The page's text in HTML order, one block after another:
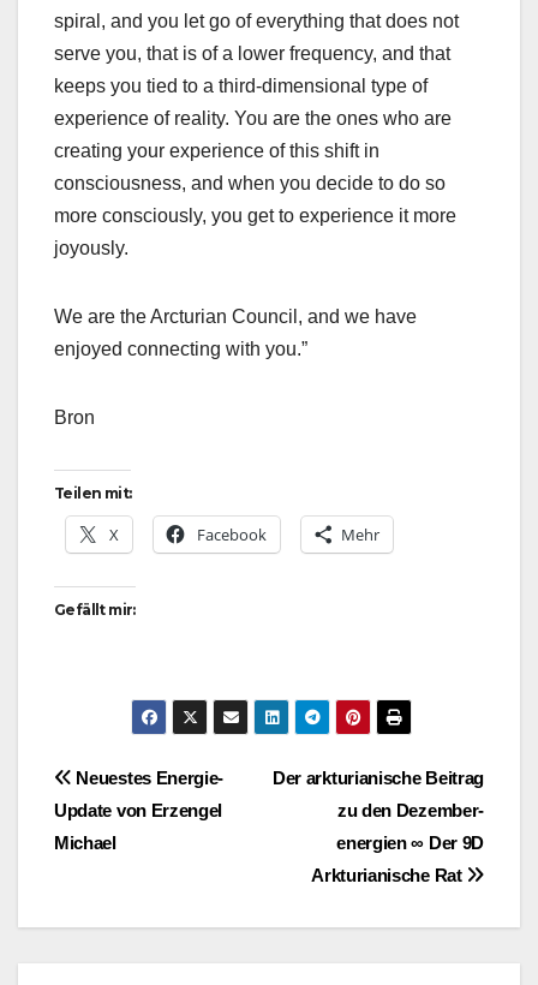
spiral, and you let go of everything that does not
serve you, that is of a lower frequency, and that
keeps you tied to a third-dimensional type of
experience of reality. You are the ones who are
creating your experience of this shift in
consciousness, and when you decide to do so
more consciously, you get to experience it more
joyously.
We are the Arcturian Council, and we have
enjoyed connecting with you.”
Bron
Teilen mit:
X Facebook Mehr
Gefällt mir:
Beitragsnavigation
Der arkturianische Beitrag
zu den Dezember-
energien ∞ Der 9D
Arkturianische Rat
Neuestes Energie-
Update von Erzengel
Michael